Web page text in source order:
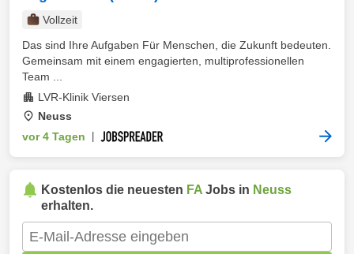
Vollzeit
Das sind Ihre Aufgaben Für Menschen, die Zukunft bedeuten.
Gemeinsam mit einem engagierten, multiprofessionellen
Team ...
LVR-Klinik Viersen
Neuss
vor 4 Tagen
Kostenlos die neuesten FA Jobs in Neuss
erhalten.